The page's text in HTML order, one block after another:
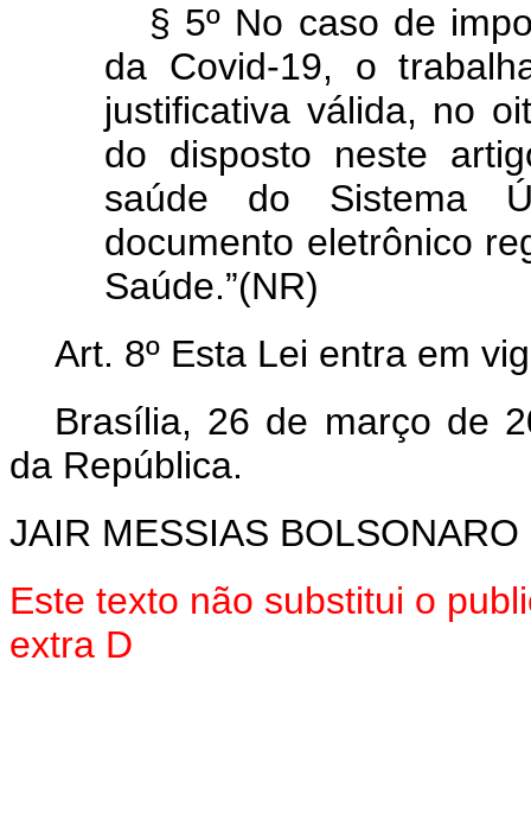
§ 5º No caso de
da Covid-19, o
justificativa válida, no
do disposto neste
saúde do Sistema
documento eletrônico
Saúde.”(NR)
Art. 8º Esta Lei entra em
Brasília, 26 de março de
da República.
JAIR MESSIAS BOLSONARO
Este texto não substitui o
extra D